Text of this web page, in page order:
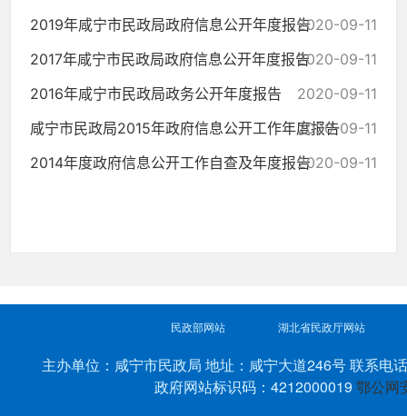
2019年咸宁市民政局政府信息公开年度报告2020-09-11
2017年咸宁市民政局政府信息公开年度报告2020-09-11
2016年咸宁市民政局政务公开年度报告
2020-09-11
咸宁市民政局2015年政府信息公开工作年度报告
2020-09-11
2014年度政府信息公开工作自查及年度报告2020-09-11